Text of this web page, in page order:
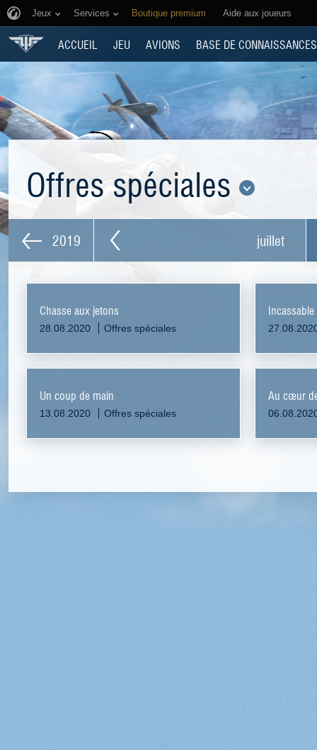
Jeux Services Boutique premium Aide aux joueurs
ACCUEIL JEU AVIONS BASE DE CONNAISSANCES
Offres spéciales
2019 juillet
Chasse aux jetons
28.08.2020 Offres spéciales
Incassable
Un coup de main
13.08.2020 Offres spéciales
Au cœur